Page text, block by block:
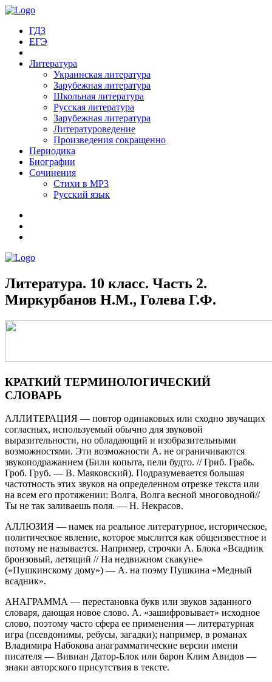
ГДЗ
ЕГЭ
Литература
Украинская литература
Зарубежная литература
Школьная литература
Русская литература
Зарубежная литература
Литературоведение
Произведения сокращенно
Периодика
Биографии
Сочинения
Стихи в MP3
Русский язык
Литература. 10 класс. Часть 2.
Миркурбанов Н.М., Голева Г.Ф.
КРАТКИЙ ТЕРМИНОЛОГИЧЕСКИЙ
СЛОВАРЬ
АЛЛИТЕРАЦИЯ — повтор одинаковых или сходно звучащих
согласных, используемый обычно для звуковой
выразительности, но обладающий и изобразительными
возможностями. Эти возможности А. не ограничиваются
звукоподражанием (Били копыта, пели будто. // Гриб. Грабь.
Гроб. Груб. — В. Маяковский). Подразумевается большая
частотность этих звуков на определенном отрезке текста или
на всем его протяжении: Волга, Волга весной многоводной//
Ты не так заливаешь поля. — Н. Некрасов.
АЛЛЮЗИЯ — намек на реальное литературное, историческое,
политическое явление, которое мыслится как общеизвестное и
потому не называется. Например, строчки А. Блока «Всадник
бронзовый, летящий // На недвижном скакуне»
(«Пушкинскому дому») — А. на поэму Пушкина «Медный
всадник».
АНАГРАММА — перестановка букв или звуков заданного
словаря, дающая новое слово. А. «зашифровывает» исходное
слово, поэтому часто сфера ее применения — литературная
игра (псевдонимы, ребусы, загадки); например, в романах
Владимира Набокова анаграмматические версии имени
писателя — Вивиан Датор-Блок или барон Клим Авидов —
знаки авторского присутствия в тексте.